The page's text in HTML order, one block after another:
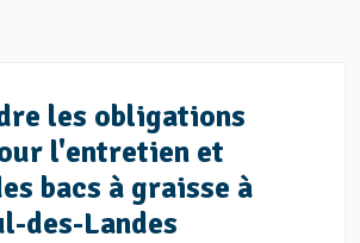
les obligations
l'entretien et
bacs à graisse à
des-Landes